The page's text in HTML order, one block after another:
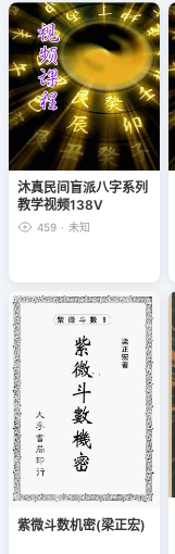
沐真民间盲派八字系列
教学视频138V
459 · 未知
紫微斗数机密(梁正宏)